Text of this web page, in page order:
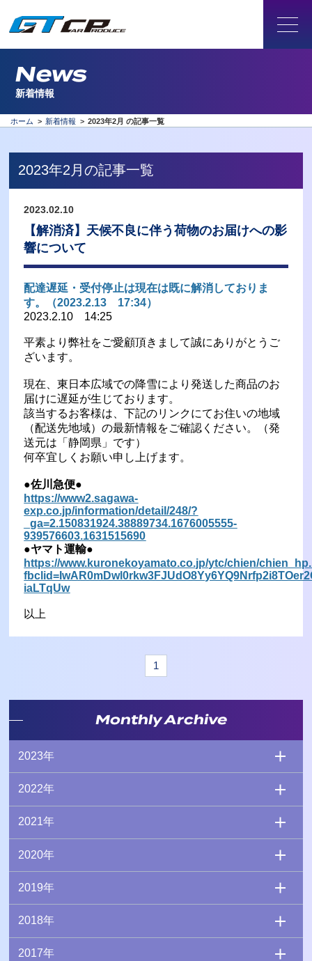
News
新着情報
ホーム > 新着情報 > 2023年2月 の記事一覧
2023年2月の記事一覧
2023.02.10
【解消済】天候不良に伴う荷物のお届けへの影
響について
配達遅延・受付停止は現在は既に解消しておりま
す。（2023.2.13 17:34）
2023.2.10 14:25
平素より弊社をご愛顧頂きまして誠にありがとうご
ざいます。
現在、東日本広域での降雪により発送した商品のお
届けに遅延が生じております。
該当するお客様は、下記のリンクにてお住いの地域
（配送先地域）の最新情報をご確認ください。（発
送元は「静岡県」です）
何卒宜しくお願い申し上げます。
●佐川急便●
https://www2.sagawa-
exp.co.jp/information/detail/248/?
_ga=2.150831924.38889734.1676005555-
939576603.1631515690
●ヤマト運輸●
https://www.kuronekoyamato.co.jp/ytc/chien/
iaLTqUw
以上
1
Monthly Archive
2023年
2022年
2021年
2020年
2019年
2018年
2017年